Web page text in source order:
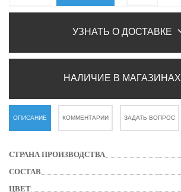
УЗНАТЬ О ДОСТАВКЕ
НАЛИЧИЕ В МАГАЗИНАХ
ОПИСАНИЕ КОММЕНТАРИИ ЗАДАТЬ ВОПРОС
СТРАНА ПРОИЗВОДСТВА
СОСТАВ
ЦВЕТ